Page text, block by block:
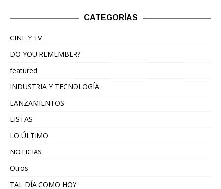
CATEGORÍAS
CINE Y TV
DO YOU REMEMBER?
featured
INDUSTRIA Y TECNOLOGÍA
LANZAMIENTOS
LISTAS
LO ÚLTIMO
NOTICIAS
Otros
TAL DÍA COMO HOY